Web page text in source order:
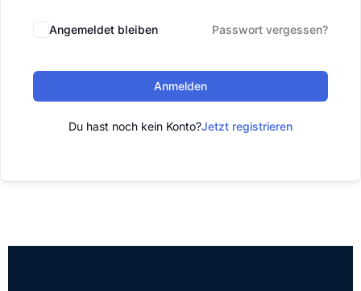
Angemeldet bleiben Passwort vergessen?
Anmelden
Du hast noch kein Konto?Jetzt registrieren